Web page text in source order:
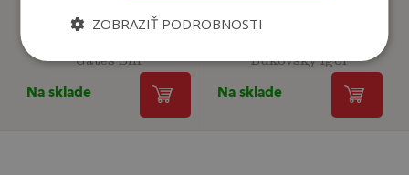
Ako predísť ďalšej
Na sklade
(Za)chráňte svoje
Na sklade
ZOBRAZIŤ PODROBNOSTI